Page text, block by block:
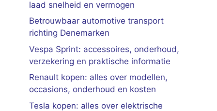
laad snelheid en vermogen
Betrouwbaar automotive transport
richting Denemarken
Vespa Sprint: accessoires, onderhoud,
verzekering en praktische informatie
Renault kopen: alles over modellen,
occasions, onderhoud en kosten
Tesla kopen: alles over elektrische